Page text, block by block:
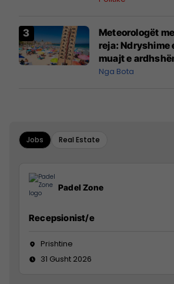
Meteorologët
reja: Ndryshime
muajt e
pazakontë
Nga Bota
Jobs Real Estate
Padel Zone
Recepsionist/e
Prishtine
31 Gusht 2026